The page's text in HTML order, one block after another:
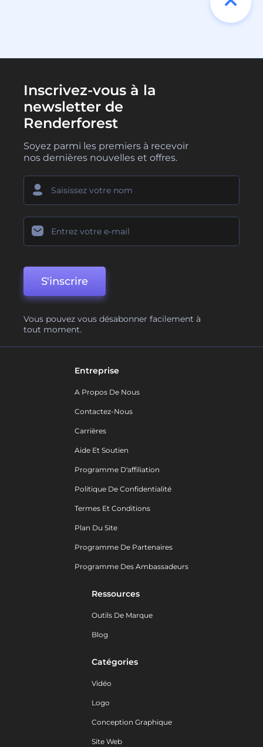
Inscrivez-vous à la
newsletter de
Renderforest
Soyez parmi les premiers à recevoir
nos dernières nouvelles et offres.
S'inscrire
Vous pouvez vous désabonner facilement à
tout moment.
Entreprise
A Propos De Nous
Contactez-Nous
Carrières
Aide Et Soutien
Programme D'affiliation
Politique De Confidentialité
Termes Et Conditions
Plan Du Site
Programme De Partenaires
Programme Des Ambassadeurs
Ressources
Outils De Marque
Blog
Catégories
Vidéo
Logo
Conception Graphique
Site Web